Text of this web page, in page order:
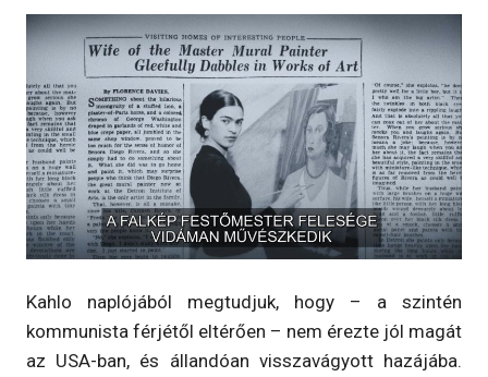
Kahlo naplójából megtudjuk, hogy – a szintén
kommunista férjétől eltérően – nem érezte jól magát
az USA-ban, és állandóan visszavágyott hazájába.